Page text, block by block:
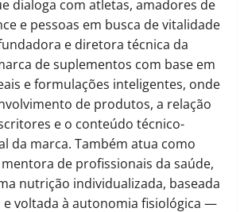
dialoga com atletas, amadores de
e pessoas em busca de vitalidade
e diretora técnica da
de suplementos com base em
e formulações inteligentes, onde
de produtos, a relação
e o conteúdo técnico-
da marca. Também atua como
de profissionais da saúde,
nutrição individualizada, baseada
e voltada à autonomia fisiológica —